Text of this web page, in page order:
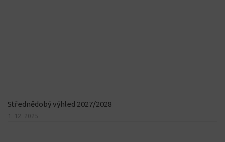
Střednědobý výhled 2027/2028
1. 12. 2025